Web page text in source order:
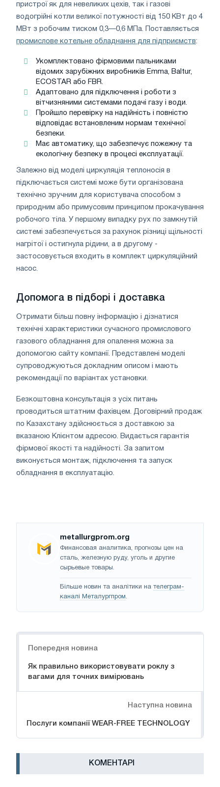
пристрої як для невеликих цехів, так і газові
водогрійні котли великої потужності від 150 КВт до 4
МВт з робочим тиском 0,3—0,6 МПа. Поставляється
промислове котельне обладнання для підприємств:
Укомплектовано фірмовими пальниками
відомих зарубіжних виробників Emma, Baltur,
ECOSTAR або FBR.
Адаптовано для підключення і роботи з
вітчизняними системами подачі газу і води.
Пройшло перевірку на надійність і повністю
відповідає встановленим нормам технічної
безпеки.
Має автоматику, що забезпечує пожежну та
екологічну безпеку в процесі експлуатації.
Залежно від моделі циркуляція теплоносія в
підключається системі може бути організована
технічно зручним для користувача способом з
природним або примусовим принципом прокачування
робочого тіла. У першому випадку рух по замкнутій
системі забезпечується за рахунок різниці щільності
нагрітої і остигнула рідини, а в другому -
застосовується входить в комплект циркуляційний
насос.
Допомога в підборі і доставка
Отримати більш повну інформацію і дізнатися
технічні характеристики сучасного промислового
газового обладнання для опалення можна за
допомогою сайту компанії. Представлені моделі
супроводжуються докладним описом і мають
рекомендації по варіантах установки.
Безкоштовна консультація з усіх питань
проводиться штатним фахівцем. Договірний продаж
по Казахстану здійснюється з доставкою за
вказаною Клієнтом адресою. Видається гарантія
фірмової якості та надійності. За запитом
виконується монтаж, підключення та запуск
обладнання в експлуатацію.
metallurgprom.org
Финансовая аналитика, прогнозы цен на
сталь, железную руду, уголь и другие
сырьевые товары.
Більше новин та аналітики на телеграм-
каналі Металургпром.
Попередня новина
Як правильно використовувати роклу з
вагами для точних вимірювань
Наступна новина
Послуги компанії WEAR-FREE TECHNOLOGY
КОМЕНТАРІ